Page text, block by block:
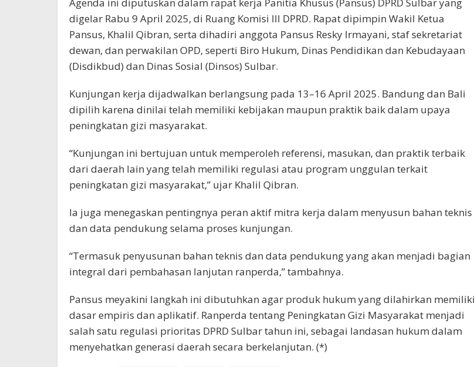
digelar Rabu 9 April 2025, di Ruang Komisi III DPRD. Rapat dipimpin Wakil Ketua
Pansus, Khalil Qibran, serta dihadiri anggota Pansus Resky Irmayani, staf sekretariat
dewan, dan perwakilan OPD, seperti Biro Hukum, Dinas Pendidikan dan Kebudayaan
(Disdikbud) dan Dinas Sosial (Dinsos) Sulbar.
Kunjungan kerja dijadwalkan berlangsung pada 13–16 April 2025. Bandung dan Bali
dipilih karena dinilai telah memiliki kebijakan maupun praktik baik dalam upaya
peningkatan gizi masyarakat.
“Kunjungan ini bertujuan untuk memperoleh referensi, masukan, dan praktik terbaik
dari daerah lain yang telah memiliki regulasi atau program unggulan terkait
peningkatan gizi masyarakat,” ujar Khalil Qibran.
Ia juga menegaskan pentingnya peran aktif mitra kerja dalam menyusun bahan teknis
dan data pendukung selama proses kunjungan.
“Termasuk penyusunan bahan teknis dan data pendukung yang akan menjadi bagian
integral dari pembahasan lanjutan ranperda,” tambahnya.
Pansus meyakini langkah ini dibutuhkan agar produk hukum yang dilahirkan memiliki
dasar empiris dan aplikatif. Ranperda tentang Peningkatan Gizi Masyarakat menjadi
salah satu regulasi prioritas DPRD Sulbar tahun ini, sebagai landasan hukum dalam
menyehatkan generasi daerah secara berkelanjutan. (*)